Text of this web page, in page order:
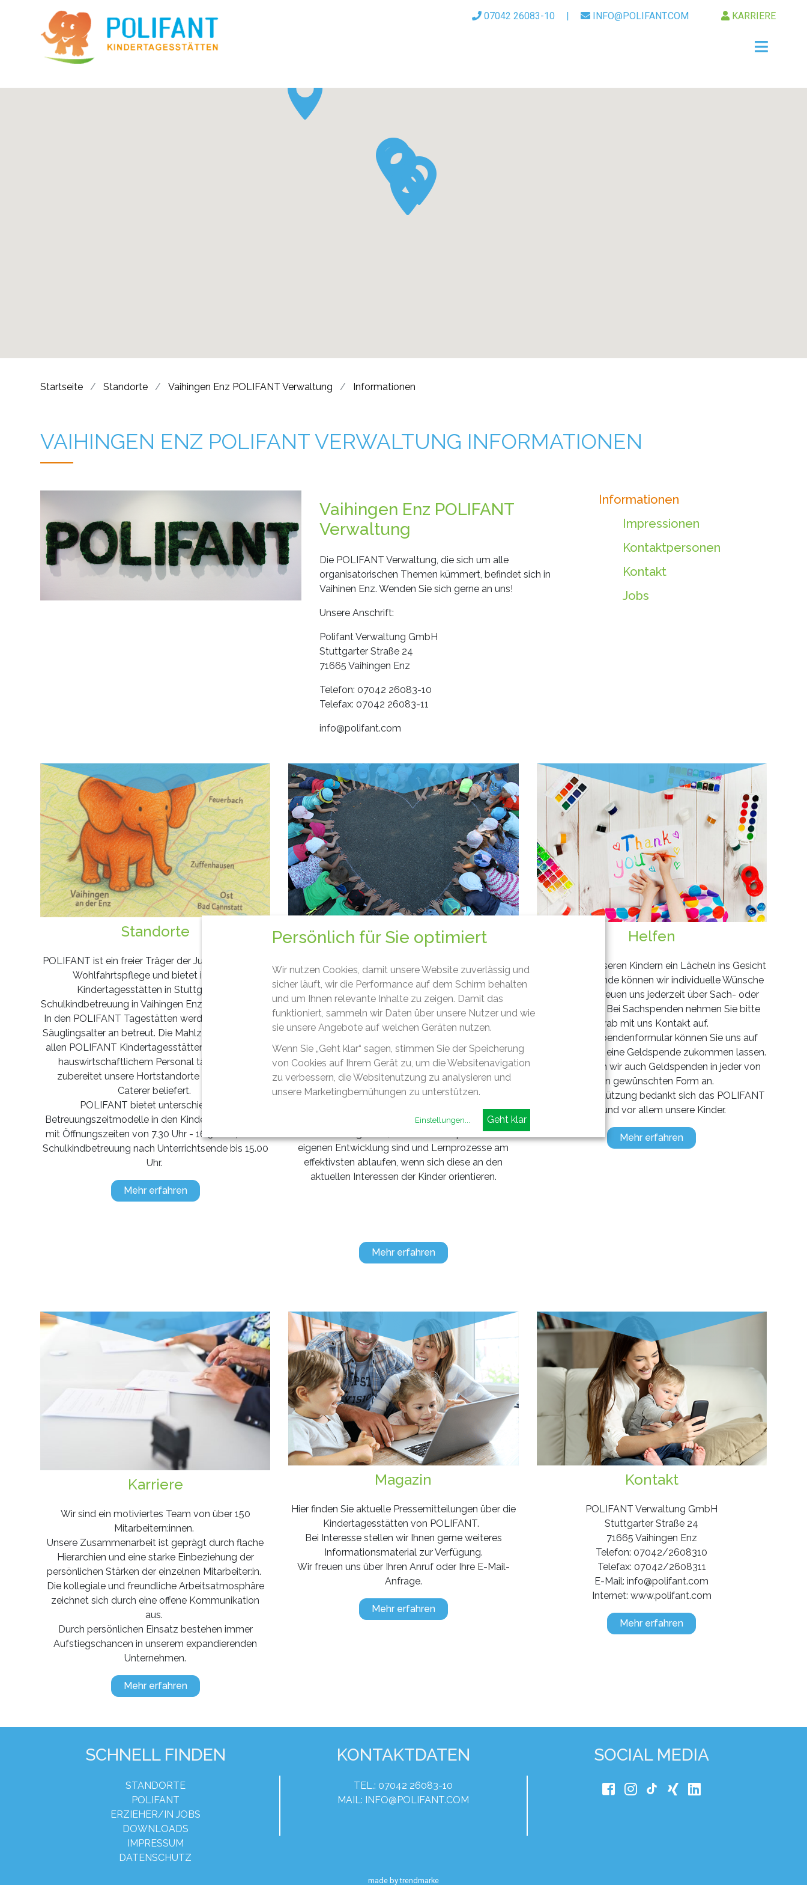
07042 26083-10 | INFO@POLIFANT.COM KARRIERE
Startseite Standorte Vaihingen Enz POLIFANT Verwaltung Informationen
VAIHINGEN ENZ POLIFANT VERWALTUNG INFORMATIONEN
Vaihingen Enz POLIFANT
Verwaltung
Die POLIFANT Verwaltung, die sich um alle
organisatorischen Themen kümmert, befindet sich in
Vaihinen Enz. Wenden Sie sich gerne an uns!
Unsere Anschrift:
Polifant Verwaltung GmbH
Stuttgarter Straße 24
71665 Vaihingen Enz
Telefon: 07042 26083-10
Telefax: 07042 26083-11
info@polifant.com
Informationen
Impressionen
Kontaktpersonen
Kontakt
Jobs
Standorte
POLIFANT ist ein freier Träger der Jugendhilfe- und
Wohlfahrtspflege und bietet in seinen
Kindertagesstätten in Stuttgart und
Schulkindbetreuung in Vaihingen Enz freie Plätze an.
In den POLIFANT Tagestätten werden Kinder vom
Säuglingsalter an betreut. Die Mahlzeiten werden in
allen POLIFANT Kindertagesstätten von eigenem
hauswirtschaftlichem Personal täglich frisch
zubereitet unsere Hortstandorte werden von
Caterer beliefert.
POLIFANT bietet unterschiedliche
Betreuungszeitmodelle in den Kindertagesstätten
mit Öffnungszeiten von 7.30 Uhr - 16.30 Uhr, sowie
Schulkindbetreuung nach Unterrichtsende bis 15.00
Uhr.
Mehr erfahren
POLIFANT
POLIFANT ist ein freier Träger, der seit 1999 einen
festen Bestandteil der Stuttgarter
Betreuungslandschaft darstellt.
Aktuell betreibt POLIFANT vier Kindertagesstätten
in Stuttgart sowie ab dem Schuljahr 2026/27
Grundschulen.
Der Träger betreut in seinen Kindertagesstätten
Kinder im Alter von 8 Wochen bis zur
Gruppen- und Raumkonzept. Diesem liegt die
Annahme zugrunde, dass Kinder Experten ihrer
eigenen Entwicklung sind und Lernprozesse am
effektivsten ablaufen, wenn sich diese an den
aktuellen Interessen der Kinder orientieren.
Mehr erfahren
Helfen
Zaubern Sie unseren Kindern ein Lächeln ins Gesicht
- mit Ihrer Spende können wir individuelle Wünsche
erfüllen. Wir freuen uns jederzeit über Sach- oder
Geldspenden. Bei Sachspenden nehmen Sie bitte
vorab mit uns Kontakt auf.
Über unser Spendenformular können Sie uns auf
einfache Weise eine Geldspende zukommen lassen.
Gerne nehmen wir auch Geldspenden in jeder von
Ihnen gewünschten Form an.
Für Ihre Unterstützung bedankt sich das POLIFANT
Team und vor allem unsere Kinder.
Mehr erfahren
Karriere
Wir sind ein motiviertes Team von über 150
Mitarbeitern:innen.
Unsere Zusammenarbeit ist geprägt durch flache
Hierarchien und eine starke Einbeziehung der
persönlichen Stärken der einzelnen Mitarbeiter:in.
Die kollegiale und freundliche Arbeitsatmosphäre
zeichnet sich durch eine offene Kommunikation
aus.
Durch persönlichen Einsatz bestehen immer
Aufstiegschancen in unserem expandierenden
Unternehmen.
Mehr erfahren
Magazin
Hier finden Sie aktuelle Pressemitteilungen über die
Kindertagesstätten von POLIFANT.
Bei Interesse stellen wir Ihnen gerne weiteres
Informationsmaterial zur Verfügung.
Wir freuen uns über Ihren Anruf oder Ihre E-Mail-
Anfrage.
Mehr erfahren
Kontakt
POLIFANT Verwaltung GmbH
Stuttgarter Straße 24
71665 Vaihingen Enz
Telefon: 07042/2608310
Telefax: 07042/2608311
E-Mail: info@polifant.com
Internet: www.polifant.com
Mehr erfahren
SCHNELL FINDEN
STANDORTE
POLIFANT
ERZIEHER/IN JOBS
DOWNLOADS
IMPRESSUM
DATENSCHUTZ
KONTAKTDATEN
TEL.: 07042 26083-10
MAIL: INFO@POLIFANT.COM
SOCIAL MEDIA
made by trendmarke
Persönlich für Sie optimiert
Wir nutzen Cookies, damit unsere Website zuverlässig und
sicher läuft, wir die Performance auf dem Schirm behalten
und um Ihnen relevante Inhalte zu zeigen. Damit das
funktioniert, sammeln wir Daten über unsere Nutzer und wie
sie unsere Angebote auf welchen Geräten nutzen.
Wenn Sie „Geht klar“ sagen, stimmen Sie der Speicherung
von Cookies auf Ihrem Gerät zu, um die Websitenavigation
zu verbessern, die Websitenutzung zu analysieren und
unsere Marketingbemühungen zu unterstützen.
Einstellungen...